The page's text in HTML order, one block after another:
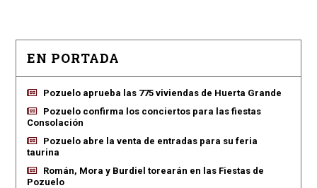
EN PORTADA
Pozuelo aprueba las 775 viviendas de Huerta Grande
Pozuelo confirma los conciertos para las fiestas
Consolación
Pozuelo abre la venta de entradas para su feria
taurina
Román, Mora y Burdiel torearán en las Fiestas de
Pozuelo